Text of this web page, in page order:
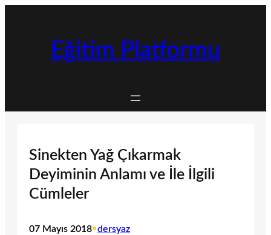
Eğitim Platformu
Sinekten Yağ Çıkarmak
Deyiminin Anlamı ve İle İlgili
Cümleler
07 Mayıs 2018•dersyaz